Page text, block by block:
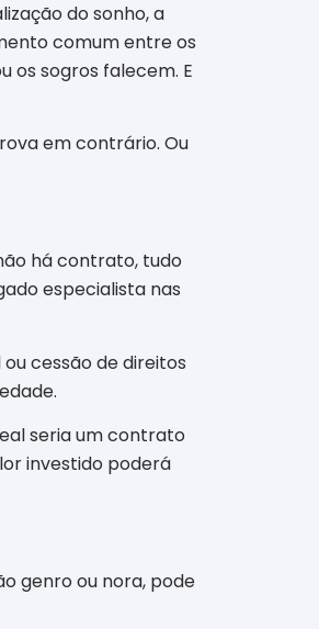
do sonho, a
comum entre os
os sogros falecem. E
em contrário. Ou
há contrato, tudo
especialista nas
cessão de direitos
seria um contrato
investido poderá
genro ou nora, pode